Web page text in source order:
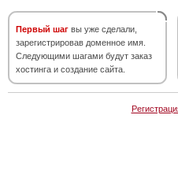
Первый шаг вы уже сделали,
зарегистрировав доменное имя.
Следующими шагами будут заказ
хостинга и создание сайта.